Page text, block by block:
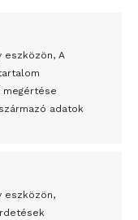
eszközön, A
megértése
adatok
eszközön,
elégették.
törvény
örökségét
Meridian